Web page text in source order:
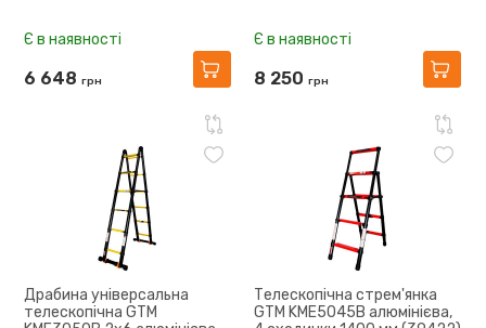
Є в наявності
6 648 грн
Є в наявності
8 250 грн
Драбина універсальна
телескопічна GTM
Телескопічна стрем'янка
GTM KME5045B алюмінієва,